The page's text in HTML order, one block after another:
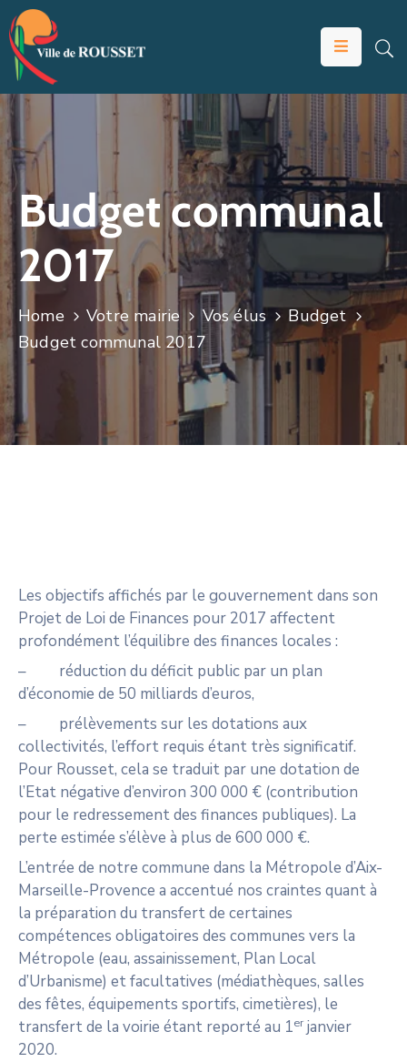
VOTRE
MAIRIE
VIVRE
À
ROUSSET
ÉDUCATION
ET
JEUNESSE
SOLIDARITÉS
ÉCONOMIE
CULTURE
Budget communal
2017
Home Votre mairie Vos élus
Budget
Budget communal 2017
Les objectifs affichés par le gouvernement dans son
Projet de Loi de Finances pour 2017 affectent
profondément l’équilibre des finances locales :
– réduction du déficit public par un plan
d’économie de 50 milliards d’euros,
– prélèvements sur les dotations aux
collectivités, l’effort requis étant très significatif.
Pour Rousset, cela se traduit par une dotation de
l’Etat négative d’environ 300 000 € (contribution
pour le redressement des finances publiques). La
perte estimée s’élève à plus de 600 000 €.
L’entrée de notre commune dans la Métropole d’Aix-
Marseille-Provence a accentué nos craintes quant à
la préparation du transfert de certaines
compétences obligatoires des communes vers la
Métropole (eau, assainissement, Plan Local
d’Urbanisme) et facultatives (médiathèques, salles
des fêtes, équipements sportifs, cimetières), le
transfert de la voirie étant reporté au 1erjanvier
2020.